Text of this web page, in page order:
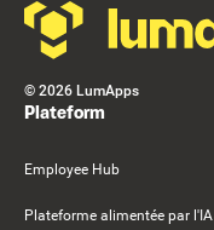
© 2026 LumApps
Plateform
Employee Hub
Plateforme alimentée par l'IA